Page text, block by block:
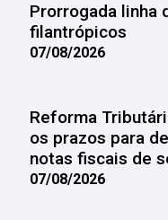
Prorrogada linha
filantrópicos
07/08/2026
Reforma
os prazos para
notas fiscais de
07/08/2026